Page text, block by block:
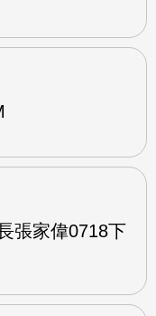
張家偉0718下